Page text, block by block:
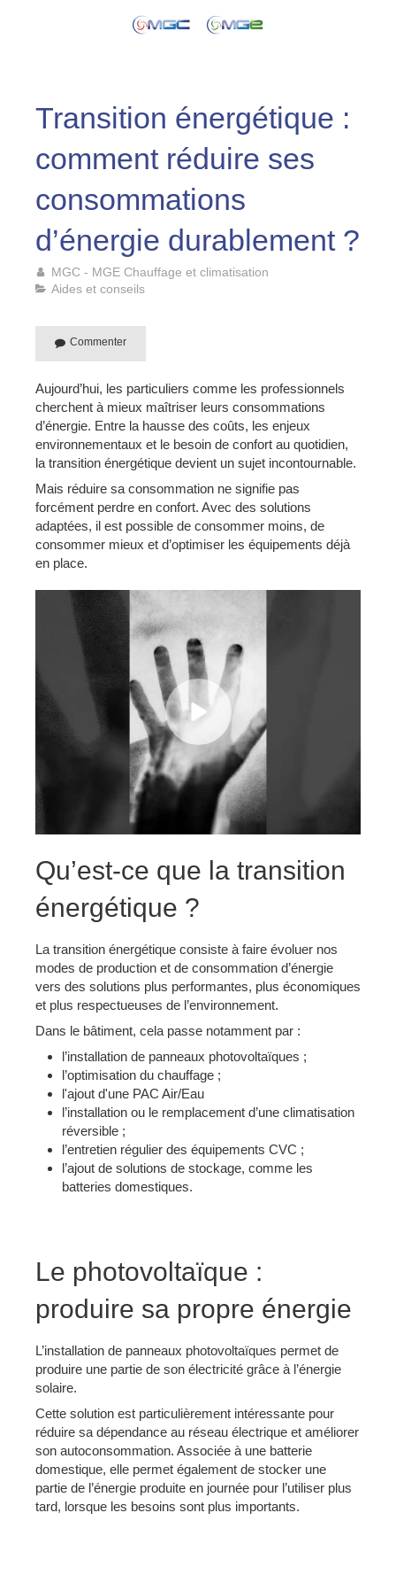
Transition énergétique :
comment réduire ses
consommations
d’énergie durablement ?
MGC - MGE Chauffage et climatisation
Aides et conseils
Commenter
Aujourd’hui, les particuliers comme les professionnels
cherchent à mieux maîtriser leurs consommations
d’énergie. Entre la hausse des coûts, les enjeux
environnementaux et le besoin de confort au quotidien,
la transition énergétique devient un sujet incontournable.
Mais réduire sa consommation ne signifie pas
forcément perdre en confort. Avec des solutions
adaptées, il est possible de consommer moins, de
consommer mieux et d’optimiser les équipements déjà
en place.
Qu’est-ce que la transition
énergétique ?
La transition énergétique consiste à faire évoluer nos
modes de production et de consommation d’énergie
vers des solutions plus performantes, plus économiques
et plus respectueuses de l’environnement.
Dans le bâtiment, cela passe notamment par :
l’installation de panneaux photovoltaïques ;
l’optimisation du chauffage ;
l'ajout d'une PAC Air/Eau
l’installation ou le remplacement d’une climatisation
réversible ;
l’entretien régulier des équipements CVC ;
l’ajout de solutions de stockage, comme les
batteries domestiques.
Le photovoltaïque :
produire sa propre énergie
L’installation de panneaux photovoltaïques permet de
produire une partie de son électricité grâce à l’énergie
solaire.
Cette solution est particulièrement intéressante pour
réduire sa dépendance au réseau électrique et améliorer
son autoconsommation. Associée à une batterie
domestique, elle permet également de stocker une
partie de l’énergie produite en journée pour l’utiliser plus
tard, lorsque les besoins sont plus importants.